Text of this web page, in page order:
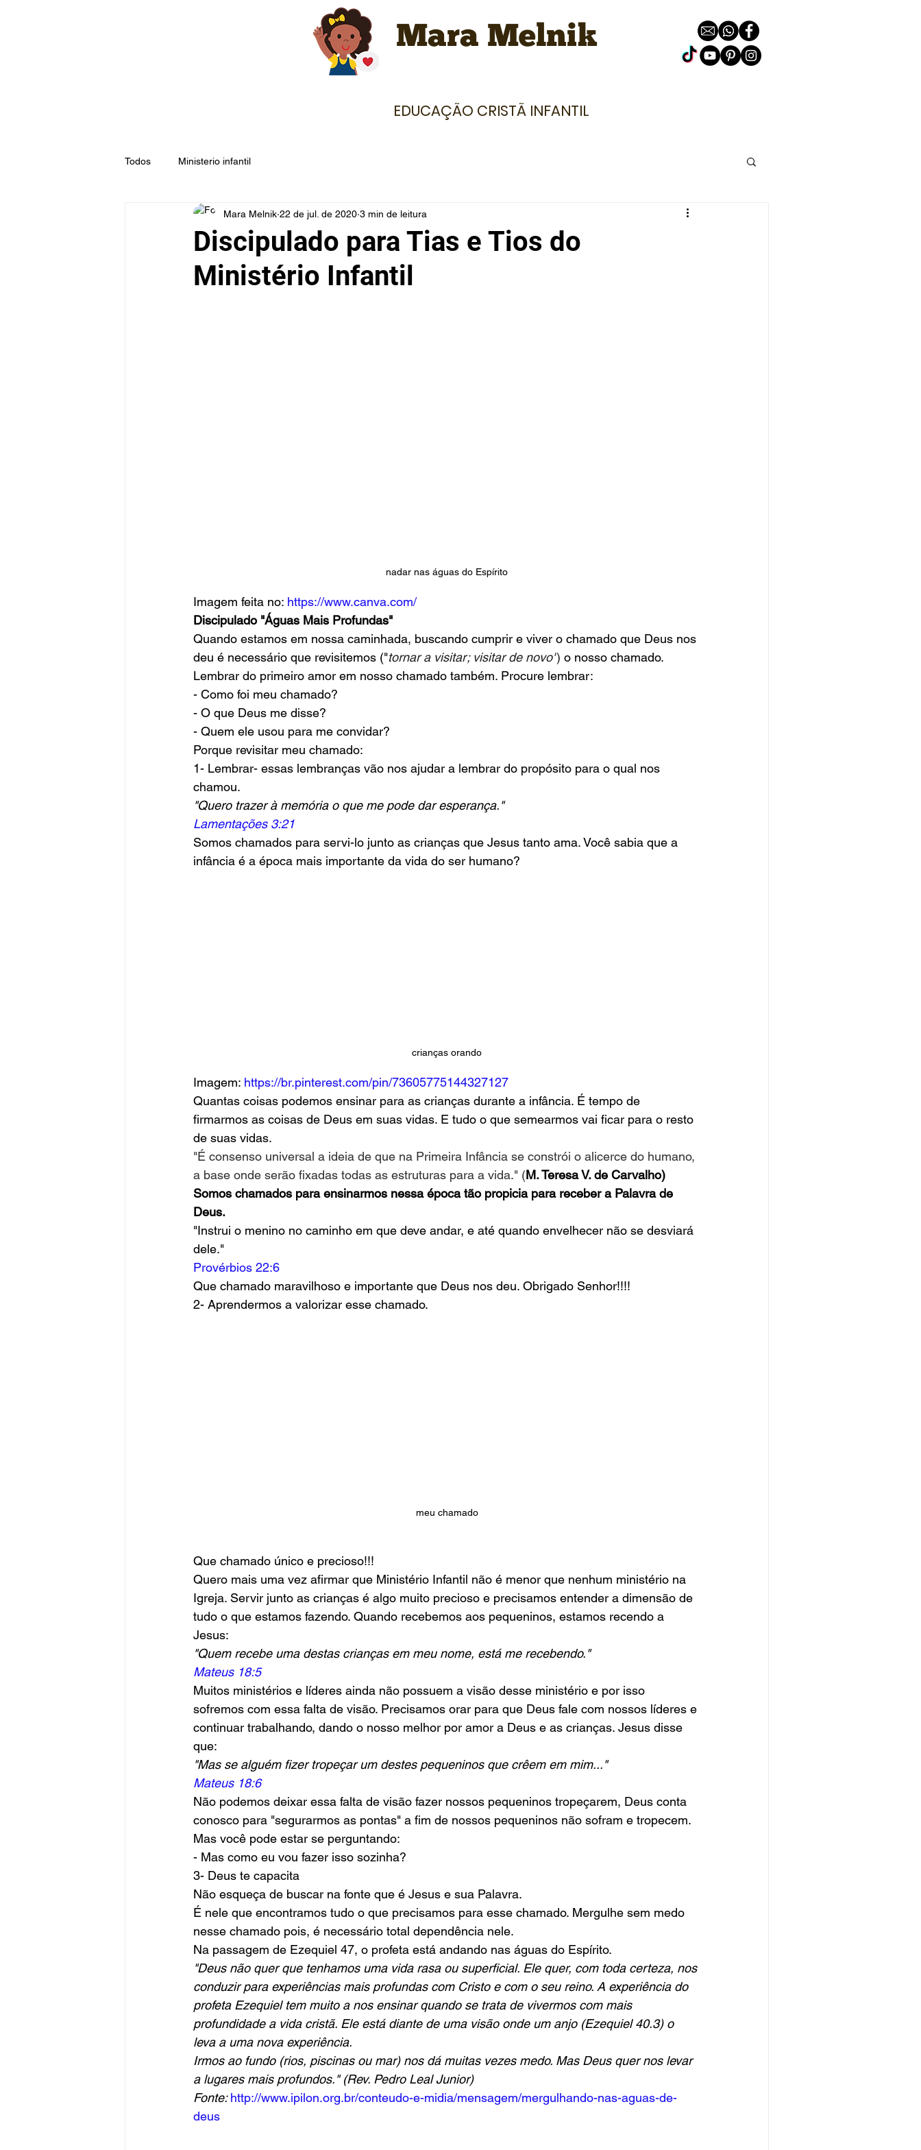
Mara Melnik
EDUCAÇÃO CRISTÃ INFANTIL
Todos Ministerio infantil
Discipulado para Tias e Tios do
Ministério Infantil
Mara Melnik 22 de jul. de 2020 3 min de leitura
nadar nas águas do Espírito
Imagem feita no: https://www.canva.com/
Discipulado "Águas Mais Profundas"
Quando estamos em nossa caminhada, buscando cumprir e viver o chamado que Deus nos
deu é necessário que revisitemos ("tornar a visitar; visitar de novo") o nosso chamado.
Lembrar do primeiro amor em nosso chamado também. Procure lembrar:
- Como foi meu chamado?
- O que Deus me disse?
- Quem ele usou para me convidar?
Porque revisitar meu chamado:
1- Lembrar- essas lembranças vão nos ajudar a lembrar do propósito para o qual nos
chamou.
"Quero trazer à memória o que me pode dar esperança."
Lamentações 3:21
Somos chamados para servi-lo junto as crianças que Jesus tanto ama. Você sabia que a
infância é a época mais importante da vida do ser humano?
crianças orando
Imagem: https://br.pinterest.com/pin/73605775144327127
Quantas coisas podemos ensinar para as crianças durante a infância. É tempo de
firmarmos as coisas de Deus em suas vidas. E tudo o que semearmos vai ficar para o resto
de suas vidas.
"É consenso universal a ideia de que na Primeira Infância se constrói o alicerce do humano,
a base onde serão fixadas todas as estruturas para a vida." (M. Teresa V. de Carvalho)
Somos chamados para ensinarmos nessa época tão propicia para receber a Palavra de
Deus.
"Instrui o menino no caminho em que deve andar, e até quando envelhecer não se desviará
dele."
Provérbios 22:6
Que chamado maravilhoso e importante que Deus nos deu. Obrigado Senhor!!!!
2- Aprendermos a valorizar esse chamado.
meu chamado
Que chamado único e precioso!!!
Quero mais uma vez afirmar que Ministério Infantil não é menor que nenhum ministério na
Igreja. Servir junto as crianças é algo muito precioso e precisamos entender a dimensão de
tudo o que estamos fazendo. Quando recebemos aos pequeninos, estamos recendo a
Jesus:
"Quem recebe uma destas crianças em meu nome, está me recebendo."
Mateus 18:5
Muitos ministérios e líderes ainda não possuem a visão desse ministério e por isso
sofremos com essa falta de visão. Precisamos orar para que Deus fale com nossos líderes e
continuar trabalhando, dando o nosso melhor por amor a Deus e as crianças. Jesus disse
que:
"Mas se alguém fizer tropeçar um destes pequeninos que crêem em mim..."
Mateus 18:6
Não podemos deixar essa falta de visão fazer nossos pequeninos tropeçarem, Deus conta
conosco para "segurarmos as pontas" a fim de nossos pequeninos não sofram e tropecem.
Mas você pode estar se perguntando:
- Mas como eu vou fazer isso sozinha?
3- Deus te capacita
Não esqueça de buscar na fonte que é Jesus e sua Palavra.
É nele que encontramos tudo o que precisamos para esse chamado. Mergulhe sem medo
nesse chamado pois, é necessário total dependência nele.
Na passagem de Ezequiel 47, o profeta está andando nas águas do Espírito.
"Deus não quer que tenhamos uma vida rasa ou superficial. Ele quer, com toda certeza, nos
conduzir para experiências mais profundas com Cristo e com o seu reino. A experiência do
profeta Ezequiel tem muito a nos ensinar quando se trata de vivermos com mais
profundidade a vida cristã. Ele está diante de uma visão onde um anjo (Ezequiel 40.3) o
leva a uma nova experiência.
Irmos ao fundo (rios, piscinas ou mar) nos dá muitas vezes medo. Mas Deus quer nos levar
a lugares mais profundos." (Rev. Pedro Leal Junior)
Fonte: http://www.ipilon.org.br/conteudo-e-midia/mensagem/mergulhando-nas-aguas-de-
deus